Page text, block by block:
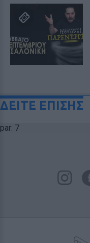
ΔΕΙΤΕ ΕΠΙΣΗΣ
par: 7